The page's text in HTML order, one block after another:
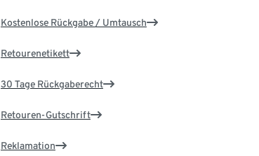
Kostenlose Rückgabe / Umtausch
Retourenetikett
30 Tage Rückgaberecht
Retouren-Gutschrift
Reklamation